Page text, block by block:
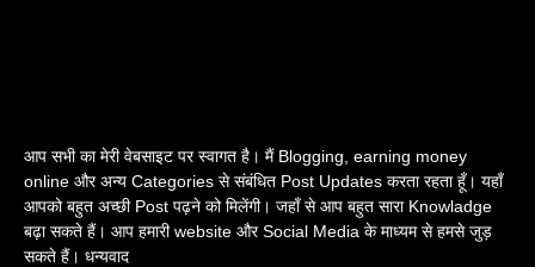
आप सभी का मेरी वेबसाइट पर स्वागत है। मैं Blogging, earning money
online और अन्य Categories से संबंधित Post Updates करता रहता हूँ। यहाँ
आपको बहुत अच्छी Post पढ़ने को मिलेंगी। जहाँ से आप बहुत सारा Knowladge
बढ़ा सकते हैं। आप हमारी website और Social Media के माध्यम से हमसे जुड़
सकते हैं। धन्यवाद